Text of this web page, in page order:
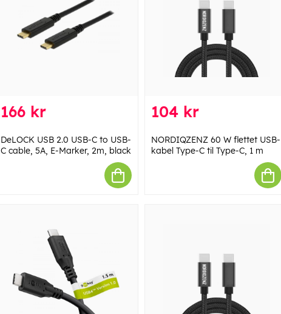
166 kr
DeLOCK USB 2.0 USB-C to USB-
C cable, 5A, E-Marker, 2m, black
104 kr
NORDIQZENZ 60 W flettet USB-
kabel Type-C til Type-C, 1 m